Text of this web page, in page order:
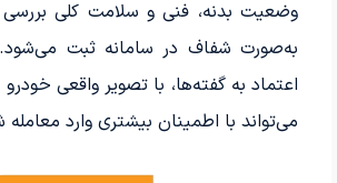
وضعیت بدنه، فنی و سلامت کلی بررسی
به‌صورت شفاف در سامانه ثبت
اعتماد به گفته‌ها، با تصویر واقعی
می‌تواند با اطمینان بیشتری وارد